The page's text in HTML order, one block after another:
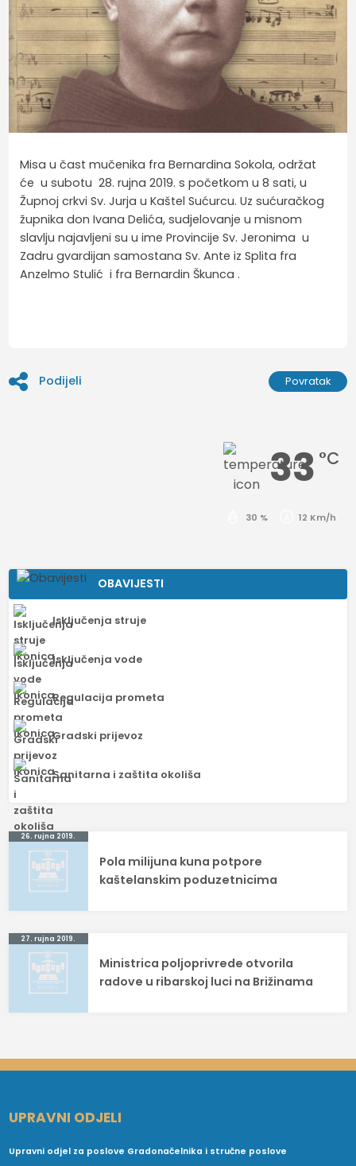
Misa u čast mučenika fra Bernardina Sokola, održat
će u subotu 28. rujna 2019. s početkom u 8 sati, u
Župnoj crkvi Sv. Jurja u Kaštel Sućurcu. Uz sućuračkog
župnika don Ivana Delića, sudjelovanje u misnom
slavlju najavljeni su u ime Provincije Sv. Jeronima u
Zadru gvardijan samostana Sv. Ante iz Splita fra
Anzelmo Stulić i fra Bernardin Škunca .
Podijeli Povratak
33 °C
30 % 12 Km/h
OBAVIJESTI
Isključenja struje
Isključenja vode
Regulacija prometa
Gradski prijevoz
Sanitarna i zaštita okoliša
Navigacija
objava
26. rujna 2019.
Pola milijuna kuna potpore
kaštelanskim poduzetnicima
27. rujna 2019.
Ministrica poljoprivrede otvorila
radove u ribarskoj luci na Brižinama
UPRAVNI ODJELI
Upravni odjel za poslove Gradonačelnika i stručne poslove